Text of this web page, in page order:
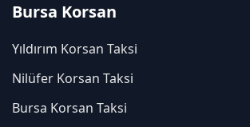
Bursa Korsan
Yıldırım Korsan Taksi
Nilüfer Korsan Taksi
Bursa Korsan Taksi